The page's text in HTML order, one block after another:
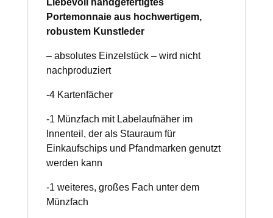
Liebevoll handgefertigtes
Portemonnaie aus hochwertigem,
robustem Kunstleder
– absolutes Einzelstück – wird nicht
nachproduziert
-4 Kartenfächer
-1 Münzfach mit Labelaufnäher im
Innenteil, der als Stauraum für
Einkaufschips und Pfandmarken genutzt
werden kann
-1 weiteres, großes Fach unter dem
Münzfach